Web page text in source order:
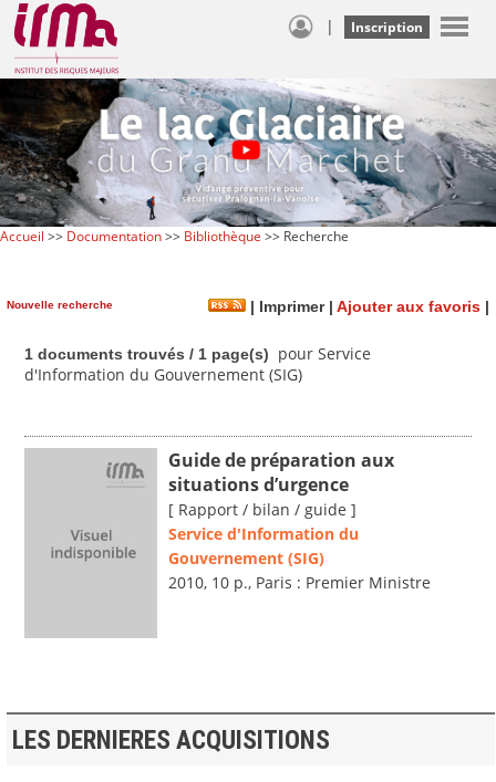
| Inscription
Accueil >> Documentation>> Bibliothèque >> Recherche
Nouvelle recherche | Imprimer| Ajouter aux favoris |
1 documents trouvés / 1 page(s)
pour Service
d'Information du Gouvernement (SIG)
Guide de préparation aux
situations d’urgence
[ Rapport / bilan / guide ]
Service d'Information du
Gouvernement (SIG)
2010, 10 p., Paris : Premier Ministre
LES DERNIERES ACQUISITIONS